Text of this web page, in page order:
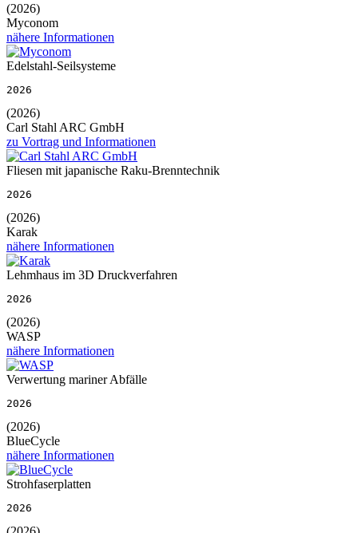
(2026)
Myconom
nähere Informationen
Edelstahl-Seilsysteme
2026
(2026)
Carl Stahl ARC GmbH
zu Vortrag und Informationen
Fliesen mit japanische Raku-Brenntechnik
2026
(2026)
Karak
nähere Informationen
Lehmhaus im 3D Druckverfahren
2026
(2026)
WASP
nähere Informationen
Verwertung mariner Abfälle
2026
(2026)
BlueCycle
nähere Informationen
Strohfaserplatten
2026